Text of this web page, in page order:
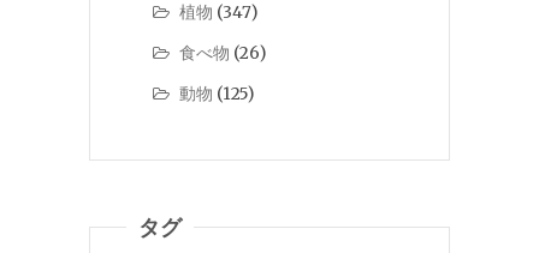
植物 (347)
食べ物 (26)
動物 (125)
タグ